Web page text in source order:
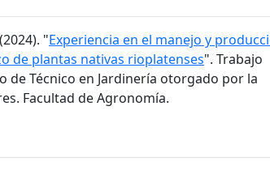
"Experiencia en el manejo y
de plantas nativas rioplatenses". Trabajo
de Técnico en Jardinería otorgado por la
Facultad de Agronomía.